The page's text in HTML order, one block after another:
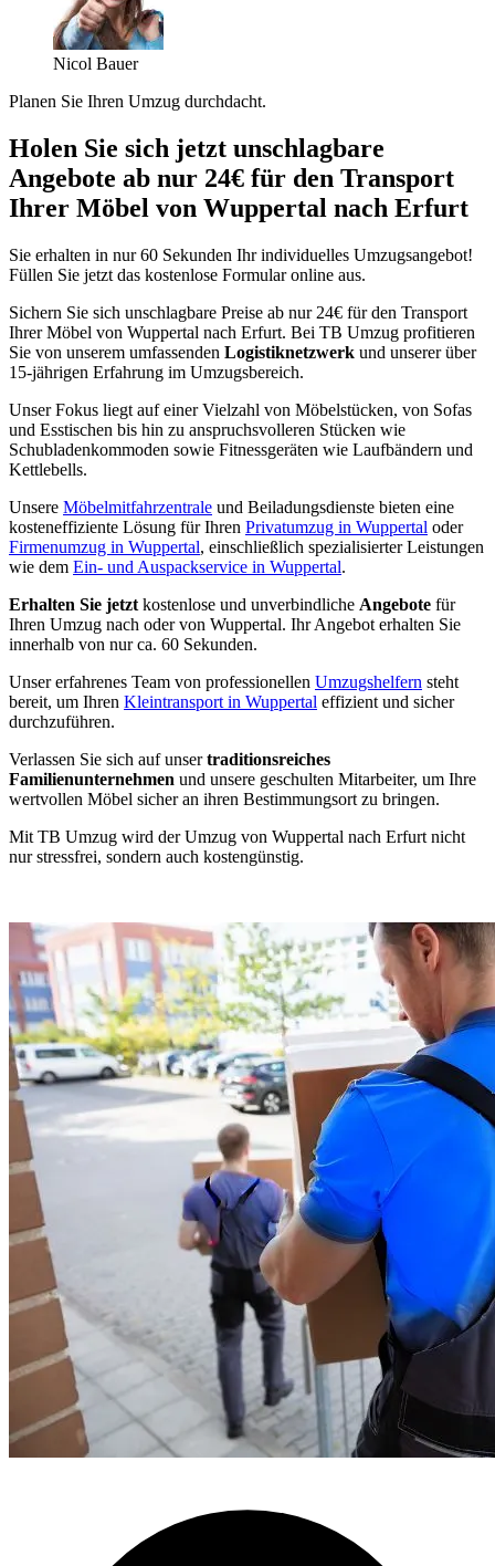
Nicol Bauer
Planen Sie Ihren Umzug durchdacht.
Holen Sie sich jetzt unschlagbare
Angebote ab nur 24€ für den Transport
Ihrer Möbel von Wuppertal nach Erfurt
Sie erhalten in nur 60 Sekunden Ihr individuelles Umzugsangebot!
Füllen Sie jetzt das kostenlose Formular online aus.
Sichern Sie sich unschlagbare Preise ab nur 24€ für den Transport
Ihrer Möbel von Wuppertal nach Erfurt. Bei TB Umzug profitieren
Sie von unserem umfassenden Logistiknetzwerk und unserer über
15-jährigen Erfahrung im Umzugsbereich.
Unser Fokus liegt auf einer Vielzahl von Möbelstücken, von Sofas
und Esstischen bis hin zu anspruchsvolleren Stücken wie
Schubladenkommoden sowie Fitnessgeräten wie Laufbändern und
Kettlebells.
Unsere Möbelmitfahrzentrale und Beiladungsdienste bieten eine
kosteneffiziente Lösung für Ihren Privatumzug in Wuppertal oder
Firmenumzug in Wuppertal, einschließlich spezialisierter Leistungen
wie dem Ein- und Auspackservice in Wuppertal.
Erhalten Sie jetzt kostenlose und unverbindliche Angebote für
Ihren Umzug nach oder von Wuppertal. Ihr Angebot erhalten Sie
innerhalb von nur ca. 60 Sekunden.
Unser erfahrenes Team von professionellen Umzugshelfern steht
bereit, um Ihren Kleintransport in Wuppertal effizient und sicher
durchzuführen.
Verlassen Sie sich auf unsertraditionsreiches
Familienunternehmen und unsere geschulten Mitarbeiter, um Ihre
wertvollen Möbel sicher an ihren Bestimmungsort zu bringen.
Mit TB Umzug wird der Umzug von Wuppertal nach Erfurt nicht
nur stressfrei, sondern auch kostengünstig.